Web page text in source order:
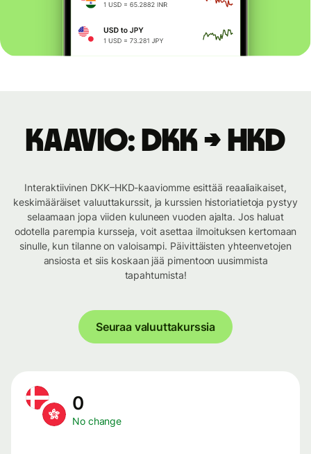
Kaavio: DKK → HKD
Interaktiivinen DKK–HKD-kaaviomme esittää reaaliaikaiset,
keskimääräiset valuuttakurssit, ja kurssien historiatietoja pystyy
selaamaan jopa viiden kuluneen vuoden ajalta. Jos haluat
odotella parempia kursseja, voit asettaa ilmoituksen kertomaan
sinulle, kun tilanne on valoisampi. Päivittäisten yhteenvetojen
ansiosta et siis koskaan jää pimentoon uusimmista
tapahtumista!
Seuraa valuuttakurssia
0
No change